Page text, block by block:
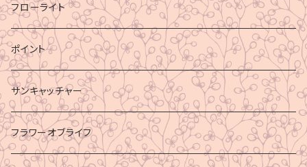
フローライト
ポイント
サンキャッチャー
フラワーオブライフ